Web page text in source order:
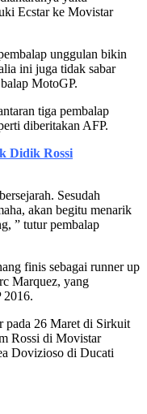
Ecstar ke Movistar
unggulan bikin
ini juga tidak sabar
MotoGP.
tiga pembalap
diberitakan AFP.
Didik Rossi
Sesudah
akan begitu menarik
” tutur pembalap
finis sebagai runner up
Marquez, yang
2016.
pada 26 Maret di Sirkuit
Rossi di Movistar
Dovizioso di Ducati